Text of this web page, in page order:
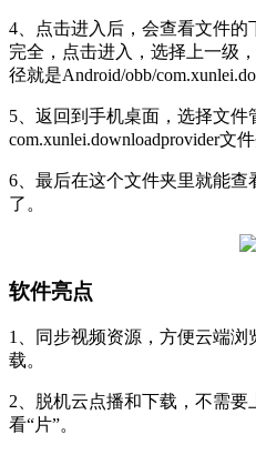
4、点击进入后，会查看文件
完全，点击进入，选择上一级
径就是Android/obb/
5、返回到手机桌面，选择文件
com.xunlei.downloadprovider文件
6、最后在这个文件夹里就能
了。
软件亮点
1、同步视频资源，方便云端浏
载。
2、脱机云点播和下载，不需要
看“片”。